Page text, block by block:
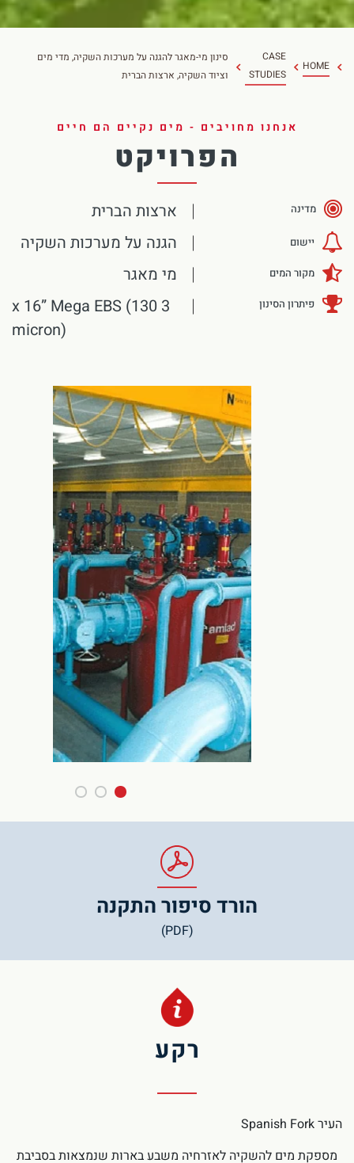
HOME
CASE
STUDIES
סינון מי-מאגר להגנה על מערכות השקיה, מדי מים
וציוד השקיה, ארצות הברית
אנחנו מחויבים - מים נקיים הם חיים
הפרויקט
מדינה ארצות הברית
יישום הגנה על מערכות השקיה
מקור המים מי מאגר
פיתרון הסינון
3 x 16” Mega EBS (130
micron)
הורד סיפור התקנה
(PDF)
רקע
העיר Spanish Fork
מספקת מים להשקיה לאזרחיה משבע בארות שנמצאות בסביבת